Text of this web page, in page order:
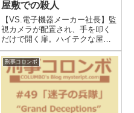
屋敷での殺人
【VS.電子機器メーカー社長】監
視カメラが配置され、手を叩く
だけで開く扉。ハイテクな屋敷
が舞台の作品です。74分間とコ
ンパクトにまとまったエピソー
ドであり、犯人の冷淡さはコロ
ンボ史上でも上位に位置する軽
蔑すべき犯人です。監視カメラ
という機器...
刑事コロンボ